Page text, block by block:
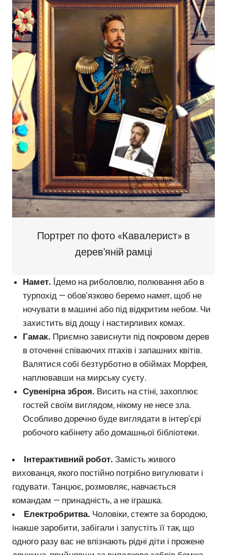
Портрет по фото «Кавалерист» в
дерев'яній рамці
Намет. Їдемо на риболовлю, полювання або в
турпохід — обов'язково беремо намет, щоб не
ночувати в машині або під відкритим небом. Чи
захистить від дощу і настирливих комах.
Гамак. Приємно зависнути під покровом дерев
в оточенні співаючих птахів і запашних квітів.
Валятися собі безтурботно в обіймах Морфея,
наплювавши на мирську суєту.
Сувенірна зброя. Висить на стіні, захоплює
гостей своїм виглядом, нікому не несе зла.
Особливо доречно буде виглядати в інтер'єрі
робочого кабінету або домашньої бібліотеки.
Інтерактивний робот. Замість живого
вихованця, якого постійно потрібно вигулювати і
годувати. Танцює, розмовляє, навчається
командам — ​​принадність, а не іграшка.
Електробритва. Чоловіки, стежте за бородою,
інакше заробити, забігали і запустіть її так, що
одного разу вас не впізнають рідні діти і прожене